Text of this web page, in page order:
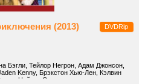
(2013) DVDRip
Бэгли, Тейлор Негрон, Адам Джонсон,
Kenny, Брэкстон Хью-Лен, Кэлвин
Нэйтан Сирс